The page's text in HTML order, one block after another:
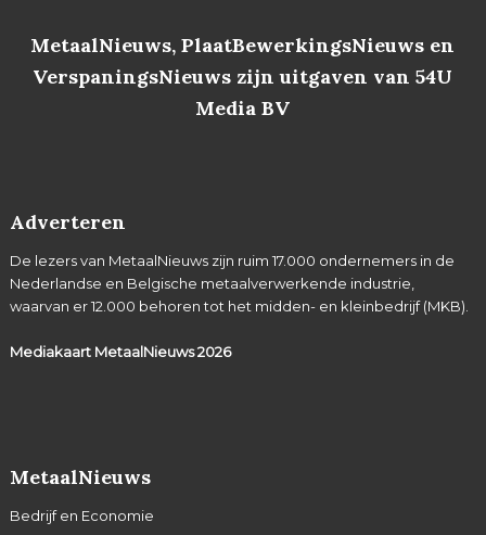
MetaalNieuws, PlaatBewerkingsNieuws en
VerspaningsNieuws zijn uitgaven van 54U
Media BV
Adverteren
De lezers van MetaalNieuws zijn ruim 17.000 ondernemers in de
Nederlandse en Belgische metaalverwerkende industrie,
waarvan er 12.000 behoren tot het midden- en kleinbedrijf (MKB).
Mediakaart MetaalNieuws2026
MetaalNieuws
Bedrijf en Economie